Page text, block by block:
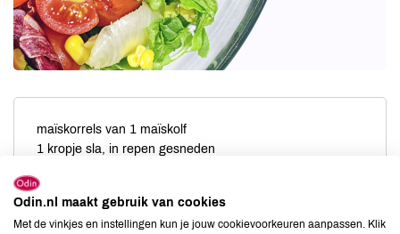
maïskorrels van 1 maïskolf
1 kropje sla, in repen gesneden
2 el mayonaise
1/2 tl bieslook
1/2 tl peterselie
Odin.nl maakt gebruik van cookies
Met de vinkjes en instellingen kun je jouw cookievoorkeuren aanpassen. Klik